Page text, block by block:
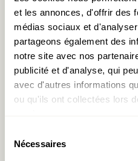
et les annonces, d'offrir des
médias sociaux et
partageons également des
notre site avec nos
publicité et d'analyse, qui
avec d'autres informations
ou qu'ils ont collectées lors
Nécessaires